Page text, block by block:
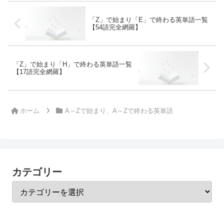
「Z」で始まり「E」で終わる英単語一覧
【54語完全網羅】
「Z」で始まり「H」で終わる英単語一覧
【17語完全網羅】
ホーム A～Zで始まり、A～Zで終わる英単語
カテゴリー